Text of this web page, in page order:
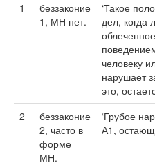
1
беззаконие
1, МН нет.
‘Такое
дел, когда
человеку
нарушает
это,
2
беззаконие
2, часто в
форме
МН.
‘Грубое
А1,